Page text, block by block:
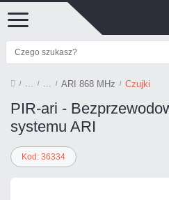
ARI 868 MHz Czujki
PIR-ari -
systemu ARI
Kod: 36334